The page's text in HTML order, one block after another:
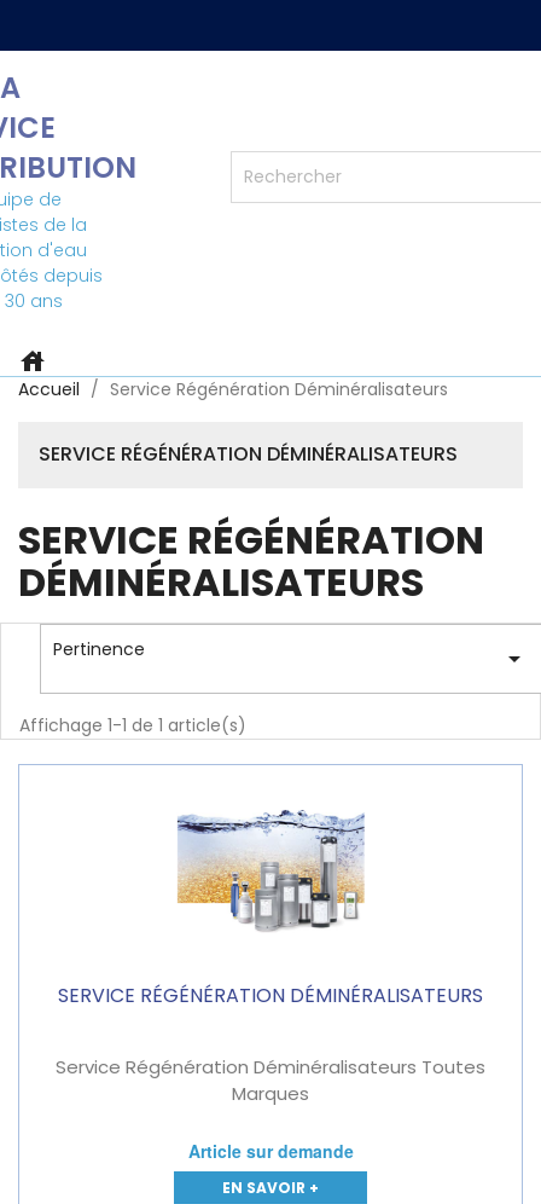
de
de la
d'eau
depuis
ans
house
Accueil Service Régénération Déminéralisateurs
SERVICE RÉGÉNÉRATION DÉMINÉRALISATEURS
SERVICE RÉGÉNÉRATION
DÉMINÉRALISATEURS
Pertinence 
Affichage 1-1 de 1 article(s)
SERVICE RÉGÉNÉRATION DÉMINÉRALISATEURS
Service Régénération Déminéralisateurs Toutes
Marques
Article sur demande
EN SAVOIR +